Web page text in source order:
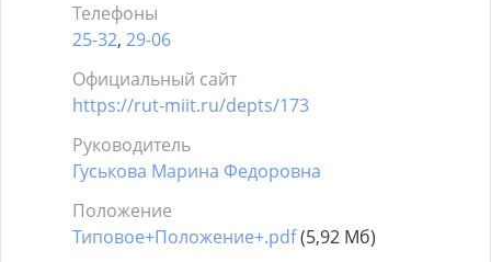
Телефоны
25-32, 29-06
Официальный сайт
https://rut-miit.ru/depts/173
Руководитель
Гуськова Марина Федоровна
Положение
Типовое+Положение+.pdf(5,92 Мб)